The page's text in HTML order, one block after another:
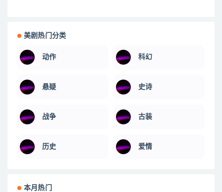
美剧热门分类
动作 科幻
悬疑 史诗
战争 古装
历史 爱情
本月热门